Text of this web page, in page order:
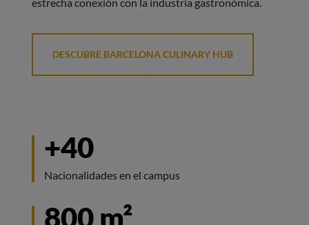
estrecha conexión con la industria gastronómica.
DESCUBRE BARCELONA CULINARY HUB
+40
Nacionalidades en el campus
800 m²